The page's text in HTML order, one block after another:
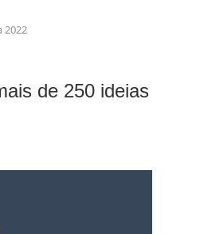
2022
de 250 ideias